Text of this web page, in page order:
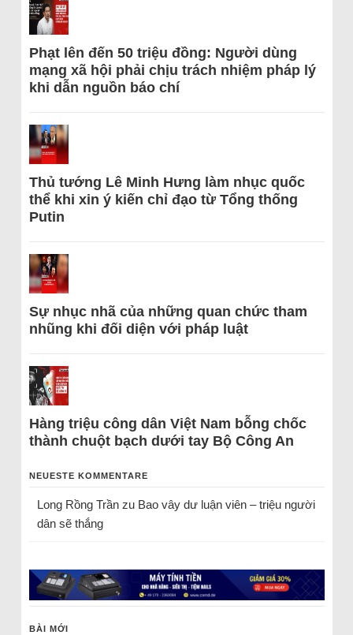
Phạt lên đến 50 triệu đồng: Người dùng
mạng xã hội phải chịu trách nhiệm pháp lý
khi dẫn nguồn báo chí
Thủ tướng Lê Minh Hưng làm nhục quốc
thể khi xin ý kiến chỉ đạo từ Tổng thống
Putin
Sự nhục nhã của những quan chức tham
nhũng khi đối diện với pháp luật
Hàng triệu công dân Việt Nam bỗng chốc
thành chuột bạch dưới tay Bộ Công An
NEUESTE KOMMENTARE
Long Rồng Trầnzu Bao vây dư luận viên – triệu người
dân sẽ thắng
BÀI MỚI